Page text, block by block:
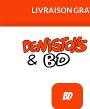
LIVRAISON
BD